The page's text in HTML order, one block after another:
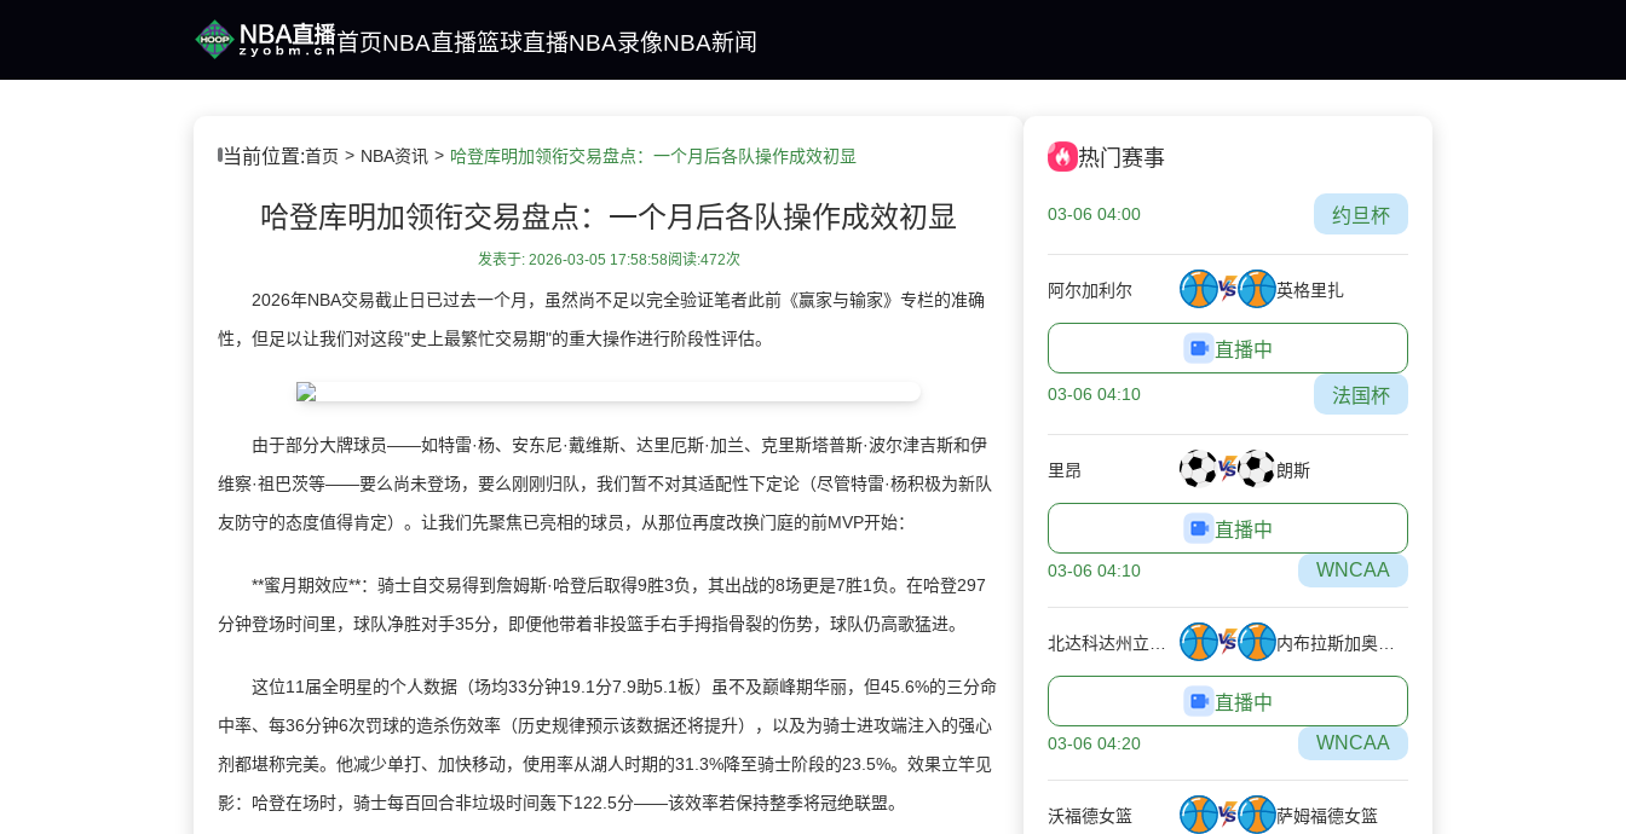
首页NBA直播篮球直播NBA录像NBA新闻
当前位置:首页 NBA资讯 哈登库明加领衔交易盘点：一个月后各队操作成效初显
哈登库明加领衔交易盘点：一个月后各队操作成效初显
发表于: 2026-03-05 17:58:58阅读:472次
2026年NBA交易截止日已过去一个月，虽然尚不足以完全验证笔者此前《赢家与输家》专栏的准确
性，但足以让我们对这段"史上最繁忙交易期"的重大操作进行阶段性评估。
由于部分大牌球员——如特雷·杨、安东尼·戴维斯、达里厄斯·加兰、克里斯塔普斯·波尔津吉斯和伊
维察·祖巴茨等——要么尚未登场，要么刚刚归队，我们暂不对其适配性下定论（尽管特雷·杨积极为新队
友防守的态度值得肯定）。让我们先聚焦已亮相的球员，从那位再度改换门庭的前MVP开始：
**蜜月期效应**：骑士自交易得到詹姆斯·哈登后取得9胜3负，其出战的8场更是7胜1负。在哈登297
分钟登场时间里，球队净胜对手35分，即便他带着非投篮手右手拇指骨裂的伤势，球队仍高歌猛进。
这位11届全明星的个人数据（场均33分钟19.1分7.9助5.1板）虽不及巅峰期华丽，但45.6%的三分命
中率、每36分钟6次罚球的造杀伤效率（历史规律预示该数据还将提升），以及为骑士进攻端注入的强心
剂都堪称完美。他减少单打、加快移动，使用率从湖人时期的31.3%降至骑士阶段的23.5%。效果立竿见
影：哈登在场时，骑士每百回合非垃圾时间轰下122.5分——该效率若保持整季将冠绝联盟。
热门赛事
03-06 04:00 约旦杯
阿尔加利尔 英格里扎
直播中
03-06 04:10 法国杯
里昂 朗斯
直播中
03-06 04:10 WNCAA
内布拉斯加奥马哈女篮
直播中
03-06 04:20 WNCAA
沃福德女篮 萨姆福德女篮